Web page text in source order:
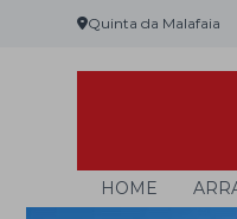
Quinta da Malafaia
Malafaia
O
maior
HOME